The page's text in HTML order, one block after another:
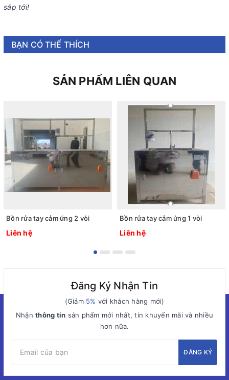
sắp tới!
BẠN CÓ THỂ THÍCH
SẢN PHẨM LIÊN QUAN
Bồn rửa tay cảm ứng 2 vòi
Liên hệ
Bồn rửa tay cảm ứng 1 vòi
Liên hệ
Đăng Ký Nhận Tin
(Giảm 5% với khách hàng mới)
Nhậnthông tin sản phẩm mới nhất, tin khuyến mãi và nhiều
hơn nữa.
ĐĂNG KÝ